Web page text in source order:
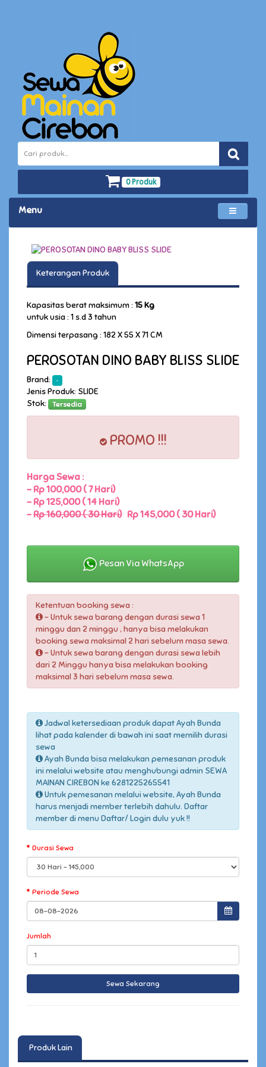
0 Produk
Menu
Keterangan Produk
Kapasitas berat maksimum : 15 Kg
untuk usia : 1 s.d 3 tahun
Dimensi terpasang : 182 X 55 X 71 CM
PEROSOTAN DINO BABY BLISS SLIDE
Brand: -
Jenis Produk: SLIDE
Stok:
Tersedia
PROMO !!!
Harga Sewa :
- Rp 100,000 ( 7 Hari)
- Rp 125,000 ( 14 Hari)
-Rp 160,000 ( 30 Hari) Rp 145,000 ( 30 Hari)
Pesan Via WhatsApp
Ketentuan booking sewa :
- Untuk sewa barang dengan durasi sewa 1
minggu dan 2 minggu , hanya bisa melakukan
booking sewa maksimal 2 hari sebelum masa sewa.
- Untuk sewa barang dengan durasi sewa lebih
dari 2 Minggu hanya bisa melakukan booking
maksimal 3 hari sebelum masa sewa.
Jadwal ketersediaan produk dapat Ayah Bunda
lihat pada kalender di bawah ini saat memilih durasi
sewa
Ayah Bunda bisa melakukan pemesanan produk
ini melalui website atau menghubungi admin SEWA
MAINAN CIREBON ke 6281225265541
Untuk pemesanan melalui website, Ayah Bunda
harus menjadi member terlebih dahulu. Daftar
member di menu Daftar/ Login dulu yuk !!
Durasi Sewa
Periode Sewa
Jumlah
Produk Lain